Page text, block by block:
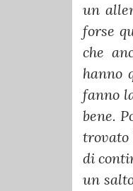
un
forse
che
hanno
fanno
bene.
trovato
di
un